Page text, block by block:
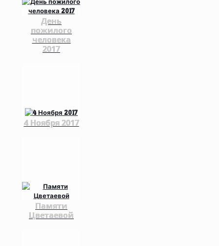
День
пожилого
человека
2017
4 Ноября 2017
Памяти
Цветаевой